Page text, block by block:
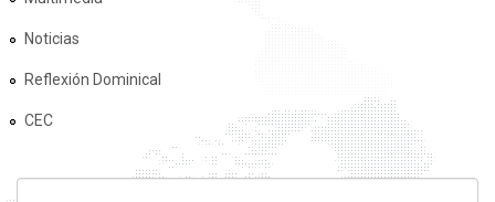
Noticias
Reflexión Dominical
CEC
FORMULARIO DE BÚSQUEDA